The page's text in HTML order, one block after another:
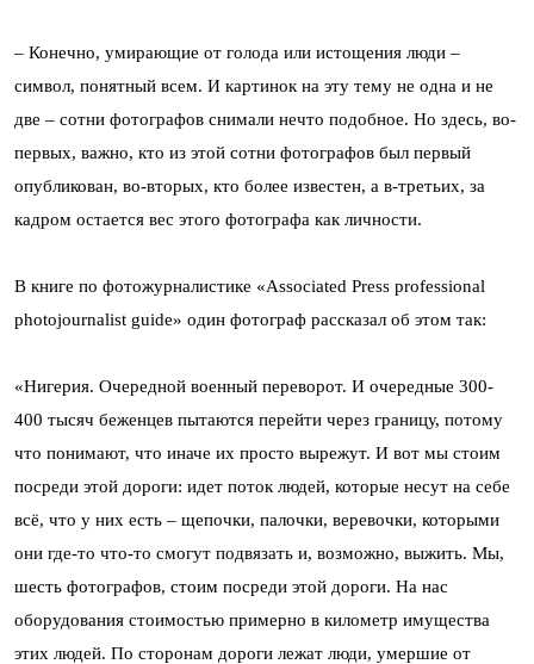
– Конечно, умирающие от голода или истощения люди –
символ, понятный всем. И картинок на эту тему не одна и не
две – сотни фотографов снимали нечто подобное. Но здесь, во-
первых, важно, кто из этой сотни фотографов был первый
опубликован, во-вторых, кто более известен, а в-третьих, за
кадром остается вес этого фотографа как личности.
В книге по фотожурналистике «Associated Press professional
photojournalist guide» один фотограф рассказал об этом так:
«Нигерия. Очередной военный переворот. И очередные 300-
400 тысяч беженцев пытаются перейти через границу, потому
что понимают, что иначе их просто вырежут. И вот мы стоим
посреди этой дороги: идет поток людей, которые несут на себе
всё, что у них есть – щепочки, палочки, веревочки, которыми
они где-то что-то смогут подвязать и, возможно, выжить. Мы,
шесть фотографов, стоим посреди этой дороги. На нас
оборудования стоимостью примерно в километр имущества
этих людей. По сторонам дороги лежат люди, умершие от